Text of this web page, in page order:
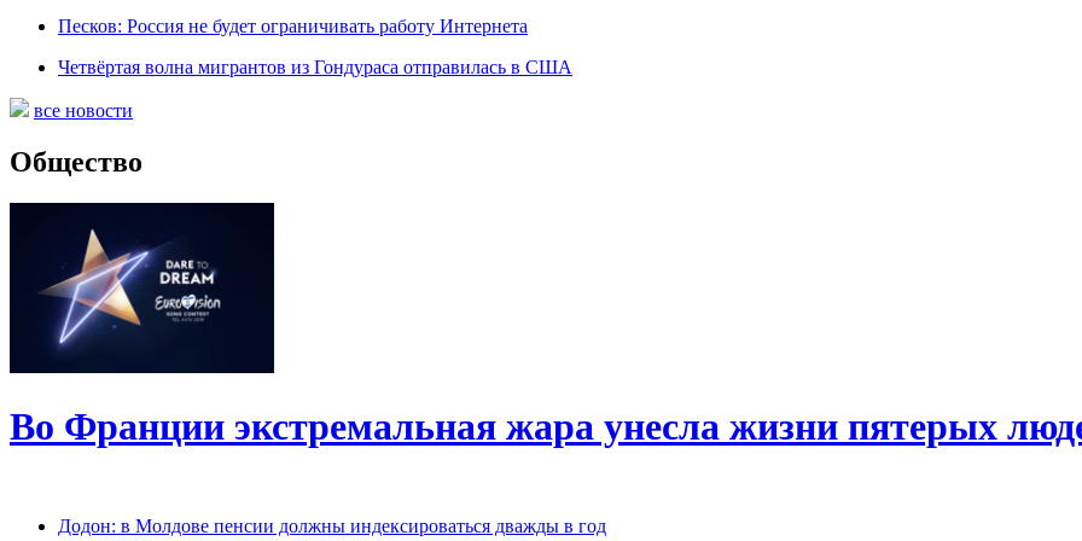
Песков: Россия не будет ограничивать работу Интернета
Четвёртая волна мигрантов из Гондураса отправилась в США
все новости
Общество
Во Франции экстремальная жара унесла жизни пятерых
Додон: в Молдове пенсии должны индексироваться дважды в год